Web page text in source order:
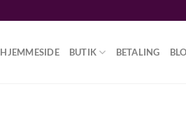
HJEMMESIDE BUTIK BETALING